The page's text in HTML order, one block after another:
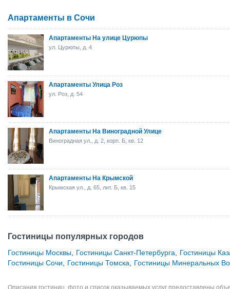
Апартаменты в Сочи
Апартаменты На улице Цурюпы
ул. Цурюпы, д. 4
Апартаменты Улица Роз
ул. Роз, д. 54
Апартаменты На Виноградной Улице
Виноградная ул., д. 2, корп. Б, кв. 12
Апартаменты На Крымской
Крымская ул., д. 65, лит. Б, кв. 15
Гостиницы популярных городов
Гостиницы Москвы Гостиницы Санкт-Петербурга
Гостиницы
Гостиницы Сочи
Гостиницы Томска Гостиницы Минеральных
Описания гостиниц, фото и список оказываемых услуг предоставлены